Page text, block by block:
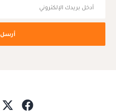
أرسل